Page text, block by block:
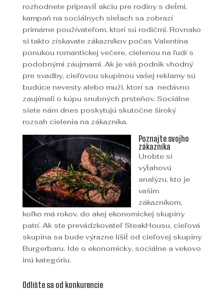
rozhodnete pripraviť akciu pre rodiny s deťmi,
kampaň na sociálnych sieťach sa zobrazí
primárne používateľom, ktorí sú rodičmi. Rovnako
si takto získavate zákazníkov počas Valentína
ponukou romantickej večere, cielenou na ľudí s
podobnými záujmami. Ak je váš podnik vhodný
pre svadby, cieľovou skupinou vašej reklamy sú
budúce nevesty alebo muži, ktorí sa nedávno
zaujímali o kúpu snubných prsteňov. Sociálne
siete nám dnes poskytujú skutočne široký
rozsah cielenia na zákazníka.
Poznajte svojho
zákazníka
Urobte si
výťahovú
analýzu, kto je
vašim
zákazníkom,
koľko má rokov, do akej ekonomickej skupiny
patrí. Ak ste prevádzkovateľ SteakHousu, cieľová
skupina sa bude výrazne líšiť od cieľovej skupiny
Burgerbaru. Ide o ekonomicky, sociálne a vekovo
inú kategóriu.
Odlíšte sa od konkurencie